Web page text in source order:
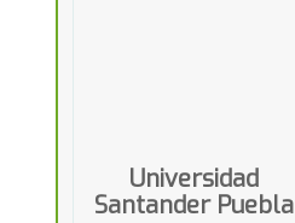
Universidad
Santander Puebla